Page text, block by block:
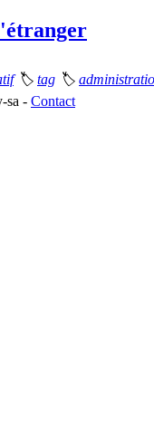
🏷 tag 🏷
sa - Contact